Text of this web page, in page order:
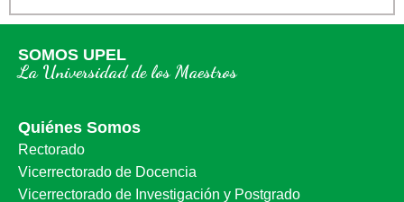
SOMOS UPEL
La Universidad de los Maestros
Quiénes Somos
Rectorado
Vicerrectorado de Docencia
Vicerrectorado de Investigación y Postgrado